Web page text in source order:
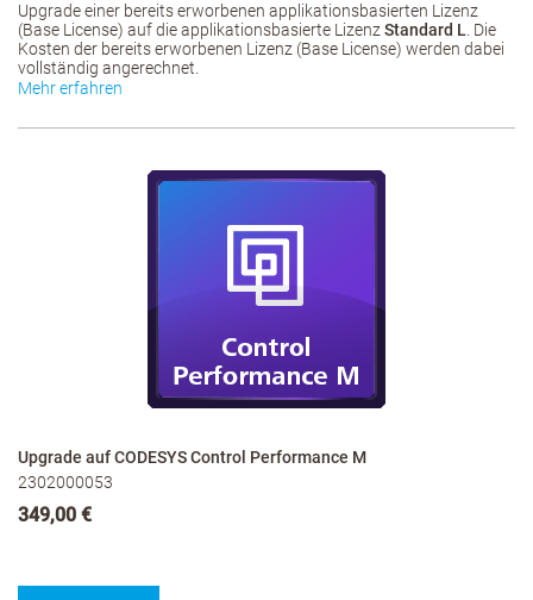
Upgrade einer bereits erworbenen applikationsbasierten Lizenz
(Base License) auf die applikationsbasierte Lizenz Standard L . Die
Kosten der bereits erworbenen Lizenz (Base License) werden dabei
vollständig angerechnet.
Mehr erfahren
Upgrade auf CODESYS Control Performance M
2302000053
349,00 €